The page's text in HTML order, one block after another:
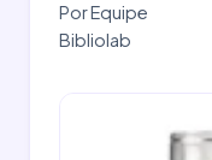
Por Equipe
Bibliolab